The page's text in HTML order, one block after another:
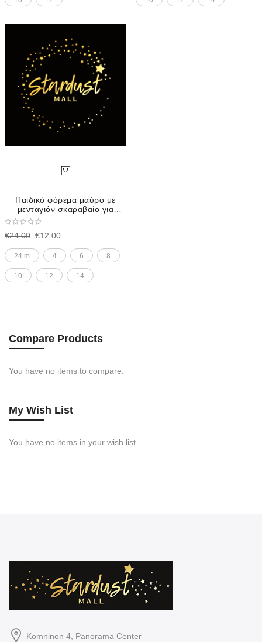
Παιδικό φόρεμα μαύρο με
μενταγιόν σκαραβαίο για
€12.00
€24.00
24 m 4 6 8
10 12 14
Compare Products
You have no items to compare.
My Wish List
You have no items in your wish list.
Komninon 4, Panorama Center